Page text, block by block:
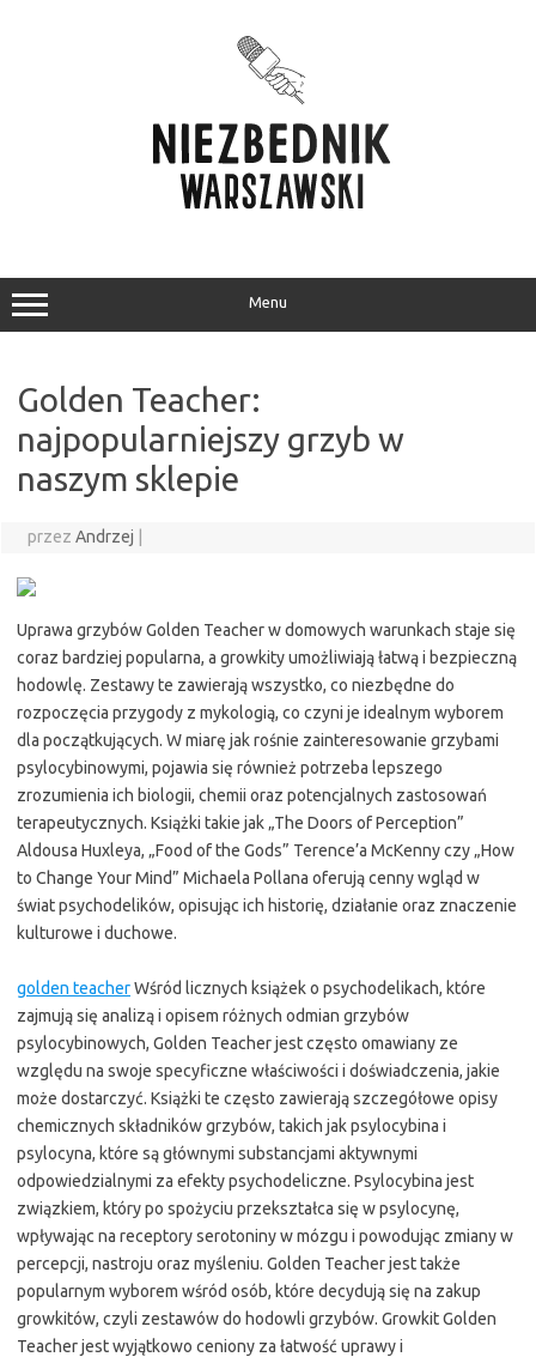
Menu
Golden Teacher:
najpopularniejszy grzyb w
naszym sklepie
przez Andrzej
Uprawa grzybów Golden Teacher w domowych warunkach staje się
coraz bardziej popularna, a growkity umożliwiają łatwą i bezpieczną
hodowlę. Zestawy te zawierają wszystko, co niezbędne do
rozpoczęcia przygody z mykologią, co czyni je idealnym wyborem
dla początkujących. W miarę jak rośnie zainteresowanie grzybami
psylocybinowymi, pojawia się również potrzeba lepszego
zrozumienia ich biologii, chemii oraz potencjalnych zastosowań
terapeutycznych. Książki takie jak „The Doors of Perception”
Aldousa Huxleya, „Food of the Gods” Terence’a McKenny czy „How
to Change Your Mind” Michaela Pollana oferują cenny wgląd w
świat psychodelików, opisując ich historię, działanie oraz znaczenie
kulturowe i duchowe.
golden teacherWśród licznych książek o psychodelikach, które
zajmują się analizą i opisem różnych odmian grzybów
psylocybinowych, Golden Teacher jest często omawiany ze
względu na swoje specyficzne właściwości i doświadczenia, jakie
może dostarczyć. Książki te często zawierają szczegółowe opisy
chemicznych składników grzybów, takich jak psylocybina i
psylocyna, które są głównymi substancjami aktywnymi
odpowiedzialnymi za efekty psychodeliczne. Psylocybina jest
związkiem, który po spożyciu przekształca się w psylocynę,
wpływając na receptory serotoniny w mózgu i powodując zmiany w
percepcji, nastroju oraz myśleniu. Golden Teacher jest także
popularnym wyborem wśród osób, które decydują się na zakup
growkitów, czyli zestawów do hodowli grzybów. Growkit Golden
Teacher jest wyjątkowo ceniony za łatwość uprawy i